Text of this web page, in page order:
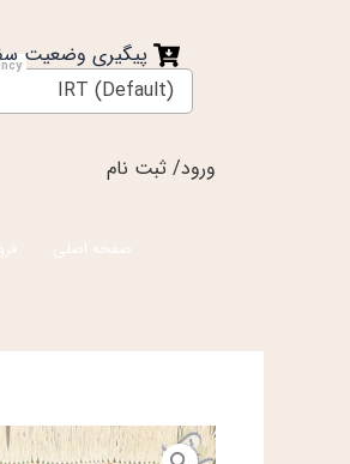
پیگیری وضعیت
IRT (Default)
ورود/ ثبت نام
صفحه اصلی